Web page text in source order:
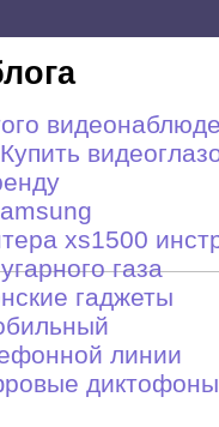
xs1500
газа
гаджеты
линии
диктофоны